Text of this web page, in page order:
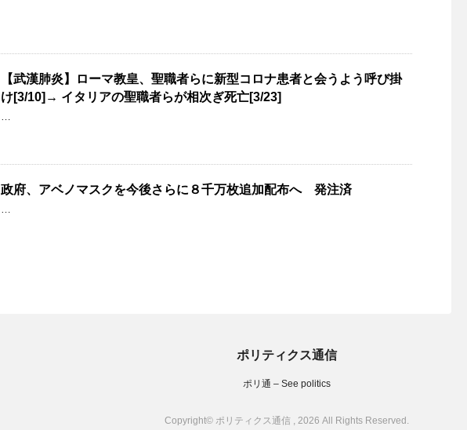
【武漢肺炎】ローマ教皇、聖職者らに新型コロナ患者と会うよう呼び掛
け[3/10]→ イタリアの聖職者らが相次ぎ死亡[3/23]
…
政府、アベノマスクを今後さらに８千万枚追加配布へ 発注済
…
ポリティクス通信
ポリ通 – See politics
Copyright© ポリティクス通信 , 2026 All Rights Reserved.